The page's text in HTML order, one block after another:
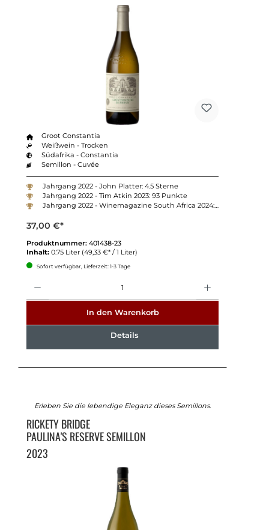
Groot Constantia
Weißwein - Trocken
Südafrika - Constantia
Semillon - Cuvée
Jahrgang 2022 - John Platter: 4.5 Sterne
Jahrgang 2022 - Tim Atkin 2023: 93 Punkte
Jahrgang 2022 - Winemagazine South Africa 2024: 92 Punkte
37,00 €*
Produktnummer: 401438-23
Inhalt: 0.75 Liter (49,33 €* / 1 Liter)
Sofort verfügbar, Lieferzeit: 1-3 Tage
In den Warenkorb
Details
Erleben Sie die lebendige Eleganz dieses Semillons.
RICKETY BRIDGE
PAULINA'S RESERVE SEMILLON
2023